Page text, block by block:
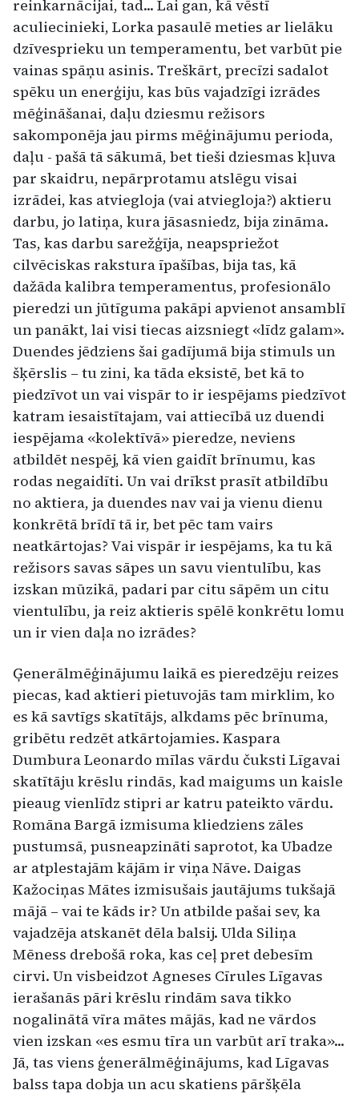
reinkarnācijai, tad... Lai gan, kā vēstī
aculiecinieki, Lorka pasaulē meties ar lielāku
dzīvesprieku un temperamentu, bet varbūt pie
vainas spāņu asinis. Treškārt, precīzi sadalot
spēku un enerģiju, kas būs vajadzīgi izrādes
mēģināšanai, daļu dziesmu režisors
sakomponēja jau pirms mēģinājumu perioda,
daļu - pašā tā sākumā, bet tieši dziesmas kļuva
par skaidru, nepārprotamu atslēgu visai
izrādei, kas atviegloja (vai atviegloja?) aktieru
darbu, jo latiņa, kura jāsasniedz, bija zināma.
Tas, kas darbu sarežģīja, neapspriežot
cilvēciskas rakstura īpašības, bija tas, kā
dažāda kalibra temperamentus, profesionālo
pieredzi un jūtīguma pakāpi apvienot ansamblī
un panākt, lai visi tiecas aizsniegt «līdz galam».
Duendes jēdziens šai gadījumā bija stimuls un
šķērslis – tu zini, ka tāda eksistē, bet kā to
piedzīvot un vai vispār to ir iespējams piedzīvot
katram iesaistītajam, vai attiecībā uz duendi
iespējama «kolektīvā» pieredze, neviens
atbildēt nespēj, kā vien gaidīt brīnumu, kas
rodas negaidīti. Un vai drīkst prasīt atbildību
no aktiera, ja duendes nav vai ja vienu dienu
konkrētā brīdī tā ir, bet pēc tam vairs
neatkārtojas? Vai vispār ir iespējams, ka tu kā
režisors savas sāpes un savu vientulību, kas
izskan mūzikā, padari par citu sāpēm un citu
vientulību, ja reiz aktieris spēlē konkrētu lomu
un ir vien daļa no izrādes?
Ģenerālmēģinājumu laikā es pieredzēju reizes
piecas, kad aktieri pietuvojās tam mirklim, ko
es kā savtīgs skatītājs, alkdams pēc brīnuma,
gribētu redzēt atkārtojamies. Kaspara
Dumbura Leonardo mīlas vārdu čuksti Līgavai
skatītāju krēslu rindās, kad maigums un kaisle
pieaug vienlīdz stipri ar katru pateikto vārdu.
Romāna Bargā izmisuma kliedziens zāles
pustumsā, pusneapzināti saprotot, ka Ubadze
ar atplestajām kājām ir viņa Nāve. Daigas
Kažociņas Mātes izmisušais jautājums tukšajā
mājā – vai te kāds ir? Un atbilde pašai sev, ka
vajadzēja atskanēt dēla balsij. Ulda Siliņa
Mēness drebošā roka, kas ceļ pret debesīm
cirvi. Un visbeidzot Agneses Cīrules Līgavas
ierašanās pāri krēslu rindām sava tikko
nogalinātā vīra mātes mājās, kad ne vārdos
vien izskan «es esmu tīra un varbūt arī traka»...
Jā, tas viens ģenerālmēģinājums, kad Līgavas
balss tapa dobja un acu skatiens pāršķēla